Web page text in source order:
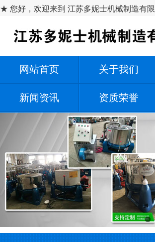
★ 您好，欢迎来到 江苏多妮士机械制造有限
网站首页 关于我们
新闻资讯 资质荣誉